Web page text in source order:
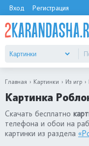
Вход Регистрация
Главная Картинки Из игр
Картинка
Скачать бесплатно
телефона и обои на
картинки из раздела